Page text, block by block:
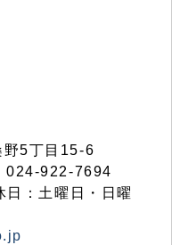
5丁目15-6
024-922-7694
：土曜日・日曜